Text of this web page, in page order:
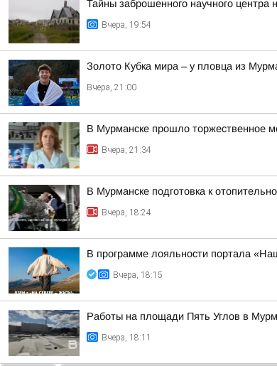
Тайны заброшенного научного центра
Вчера, 19:54
Золото Кубка мира – у пловца из
Вчера, 21:00
В Мурманске прошло торжественное
Вчера, 21:34
В Мурманске подготовка к
Вчера, 18:24
В программе лояльности портала
Вчера, 18:15
Работы на площади Пять Углов в
Вчера, 18:11